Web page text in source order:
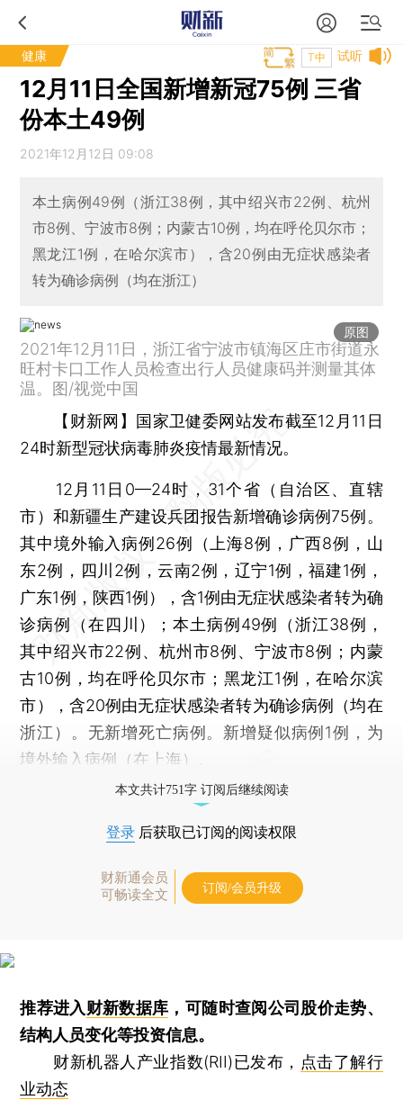
健康 试听
T中
12月11日全国新增新冠75例 三省
份本土49例
2021年12月12日 09:08
本土病例49例（浙江38例，其中绍兴市22例、杭州
市8例、宁波市8例；内蒙古10例，均在呼伦贝尔市；
黑龙江1例，在哈尔滨市），含20例由无症状感染者
转为确诊病例（均在浙江）
原图
2021年12月11日，浙江省宁波市镇海区庄市街道永
旺村卡口工作人员检查出行人员健康码并测量其体
温。图/视觉中国
【财新网】 国家卫健委网站发布截至12月11日
24时新型冠状病毒肺炎疫情最新情况。
12月11日0—24时，31个省（自治区、直辖
市）和新疆生产建设兵团报告新增确诊病例75例。
其中境外输入病例26例（上海8例，广西8例，山
东2例，四川2例，云南2例，辽宁1例，福建1例，
广东1例，陕西1例），含1例由无症状感染者转为确
诊病例（在四川）；本土病例49例（浙江38例，
其中绍兴市22例、杭州市8例、宁波市8例；内蒙
古10例，均在呼伦贝尔市；黑龙江1例，在哈尔滨
市），含20例由无症状感染者转为确诊病例（均在
浙江）。无新增死亡病例。新增疑似病例1例，为
境外输入病例（在上海）。
本文共计751字 订阅后继续阅读
登录 后获取已订阅的阅读权限
财新通会员
可畅读全文
订阅/会员升级
推荐进入财新数据库 ，可随时查阅公司股价走势、
结构人员变化等投资信息。
财新机器人产业指数(RII)已发布， 点击了解行
业动态